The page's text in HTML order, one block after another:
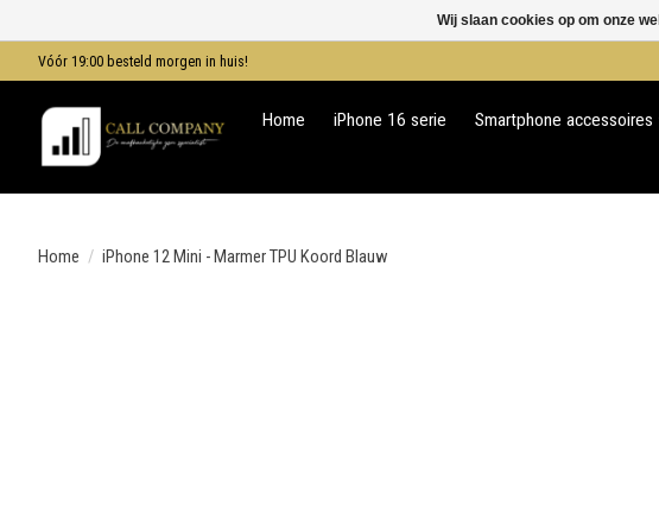
Vóór 19:00 besteld morgen in huis!
Home iPhone 16 serie Smartphone accessoires
Home / iPhone 12 Mini - Marmer TPU Koord Blauw
Wij slaan cookies op om onze